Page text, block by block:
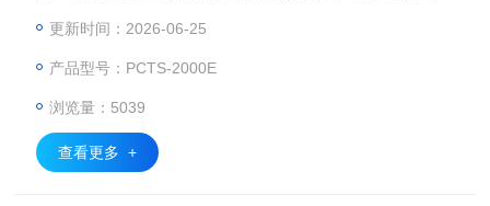
的测试。
更新时间：2026-06-25
产品型号：PCTS-2000E
浏览量：5039
查看更多 +